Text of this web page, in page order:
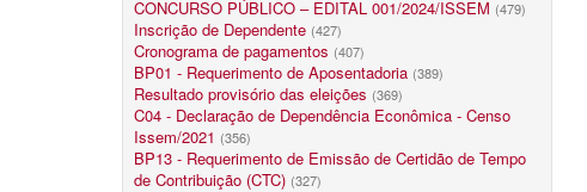
CONCURSO PÚBLICO – EDITAL 001/2024/ISSEM (479)
Inscrição de Dependente (427)
Cronograma de pagamentos (407)
BP01 - Requerimento de Aposentadoria (389)
Resultado provisório das eleições (369)
C04 - Declaração de Dependência Econômica - Censo
Issem/2021 (356)
BP13 - Requerimento de Emissão de Certidão de Tempo
de Contribuição (CTC) (327)